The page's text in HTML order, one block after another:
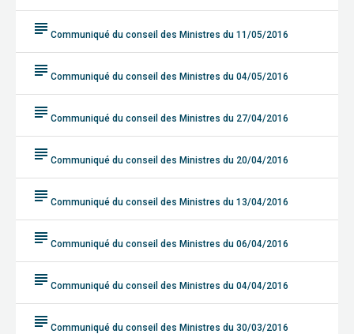
subject Communiqué du conseil des Ministres du 11/05/2016
subject Communiqué du conseil des Ministres du 04/05/2016
subject Communiqué du conseil des Ministres du 27/04/2016
subject Communiqué du conseil des Ministres du 20/04/2016
subject Communiqué du conseil des Ministres du 13/04/2016
subject Communiqué du conseil des Ministres du 06/04/2016
subject Communiqué du conseil des Ministres du 04/04/2016
subject Communiqué du conseil des Ministres du 30/03/2016